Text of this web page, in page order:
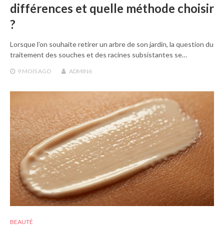
différences et quelle méthode choisir
?
Lorsque l’on souhaite retirer un arbre de son jardin, la question du
traitement des souches et des racines subsistantes se…
9 MOIS AGO ADMIN6
BEAUTÉ